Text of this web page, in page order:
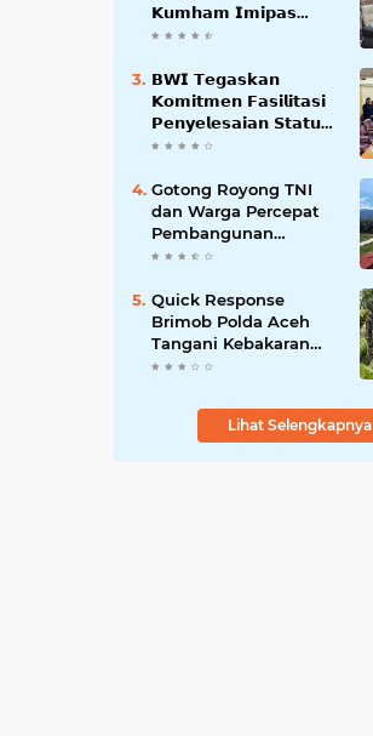
𝗞𝘂𝗺𝗵𝗮𝗺 𝗜𝗺𝗶𝗽𝗮𝘀
𝗧𝗲𝗿𝗸𝗮𝗶𝘁 𝗦𝘁𝗮𝘁𝘂𝘀 𝗪𝗮𝗸𝗮𝗳
𝗕𝗪𝗜 𝗧𝗲𝗴𝗮𝘀𝗸𝗮𝗻
𝗞𝗼𝗺𝗶𝘁𝗺𝗲𝗻 𝗙𝗮𝘀𝗶𝗹𝗶𝘁𝗮𝘀𝗶
𝗣𝗲𝗻𝘆𝗲𝗹𝗲𝘀𝗮𝗶𝗮𝗻 𝗦𝘁𝗮𝘁𝘂𝘀
𝗪𝗮𝗸𝗮𝗳 𝗕𝗹𝗮𝗻𝗴 𝗣𝗮𝗱𝗮𝗻𝗴
Gotong Royong TNI
dan Warga Percepat
Pembangunan
Jembatan Gantung
Aceh Tenggara
Quick Response
Brimob Polda Aceh
Tangani Kebakaran
Hutan di Lembah
Lihat Selengkapnya